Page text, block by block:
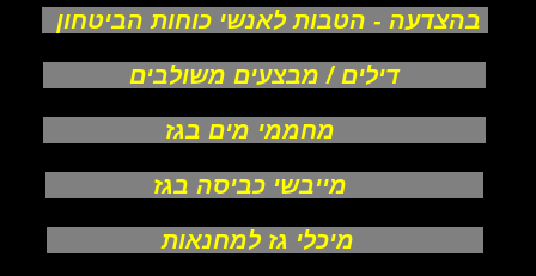
בהצדעה - הטבות לאנשי כוחות הביטחון
דילים / מבצעים משולבים
מחממי מים בגז
מייבשי כביסה בגז
מיכלי גז למחנאות